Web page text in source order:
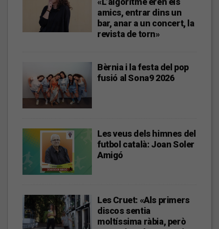
amics, entrar dins un
bar, anar a un concert, la
revista de torn»
Bèrnia i la festa del pop
fusió al Sona9 2026
Les veus dels himnes del
futbol català: Joan Soler
Amigó
Les Cruet: «Als primers
discos sentia
moltíssima ràbia, però